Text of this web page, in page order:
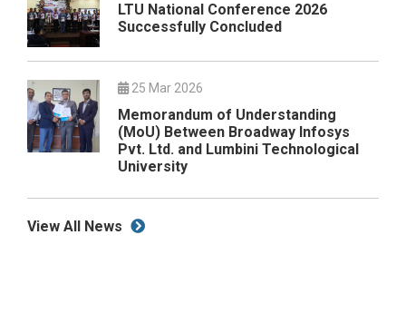
LTU National Conference 2026
Successfully Concluded
25 Mar 2026
Memorandum of Understanding
(MoU) Between Broadway Infosys
Pvt. Ltd. and Lumbini Technological
University
View All News